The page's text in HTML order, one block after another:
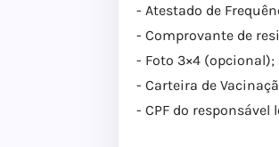
- Atestado de
- Comprovante de
- Foto 3×4 (opcional);
- Carteira de
- CPF do responsável